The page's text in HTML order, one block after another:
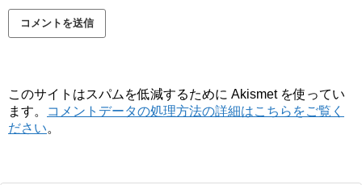
このサイトはスパムを低減するために Akismet を使ってい
ます。
コメントデータの処理方法の詳細はこちらをご覧く
ださい。